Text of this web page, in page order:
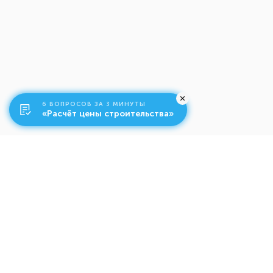
6 ВОПРОСОВ ЗА 3 МИНУТЫ
«Расчёт цены строительства»